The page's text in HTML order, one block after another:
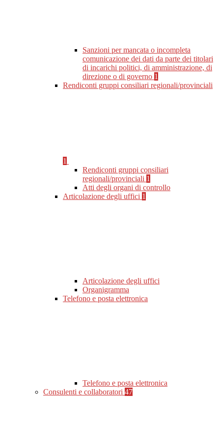
Sanzioni per mancata o incompleta
comunicazione dei dati da parte dei titolari
di incarichi politici, di amministrazione, di
direzione o di governo 1
Rendiconti gruppi consiliari regionali/provinciali
1
Rendiconti gruppi consiliari
regionali/provinciali 1
Atti degli organi di controllo
Articolazione degli uffici 1
Articolazione degli uffici
Organigramma
Telefono e posta elettronica
Telefono e posta elettronica
Consulenti e collaboratori 47